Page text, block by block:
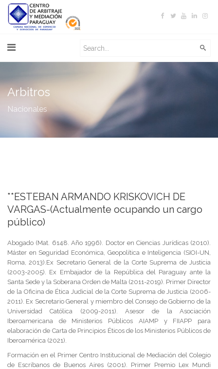
Arbitros
Nacionales
**ESTEBAN ARMANDO KRISKOVICH DE
VARGAS-(Actualmente ocupando un cargo
público)
Abogado (Mat. 6148. Año 1996). Doctor en Ciencias Jurídicas (2010).
Máster en Seguridad Económica, Geopolítica e Inteligencia (SIOI-UN,
Roma, 2013).Ex Secretario General de la Corte Suprema de Justicia
(2003-2005). Ex Embajador de la República del Paraguay ante la
Santa Sede y la Soberana Orden de Malta (2011-2019). Primer Director
de la Oficina de Ética Judicial de la Corte Suprema de Justicia (2006-
2011). Ex Secretario General y miembro del Consejo de Gobierno de la
Universidad Católica (2009-2011). Asesor de la Asociación
Iberoamericana de Ministerios Públicos AIAMP y FIIAPP para
elaboración de Carta de Principios Éticos de los Ministerios Públicos de
Iberoamérica (2021).
Formación en el Primer Centro Institucional de Mediación del Colegio
de Escribanos de Buenos Aires (2001). Primer Premio Lex Mundi